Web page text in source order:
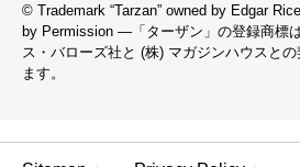
© Trademark “Tarzan” owned by Edgar
by Permission —「ターザン」の登録商標
ス・バローズ社と (株) マガジンハウスと
ます。